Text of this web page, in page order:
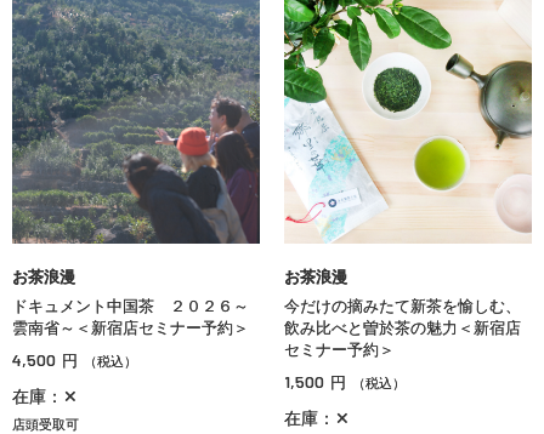
お茶浪漫
ドキュメント中国茶 ２０２６～
雲南省～＜新宿店セミナー予約＞
4,500 円 （税込）
在庫：✕
店頭受取可
お茶浪漫
今だけの摘みたて新茶を愉しむ、
飲み比べと曽於茶の魅力＜新宿店
セミナー予約＞
1,500 円 （税込）
在庫：✕